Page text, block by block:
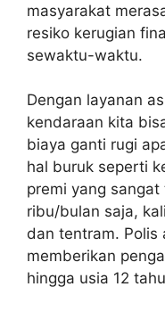
masyarakat
resiko kerugian
sewaktu-waktu.
Dengan layanan
kendaraan kita
biaya ganti rugi
hal buruk seperti
premi yang
ribu/bulan saja,
dan tentram. Polis
memberikan
hingga usia 12